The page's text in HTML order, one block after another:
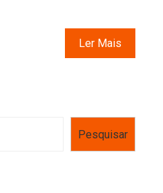
Ler Mais
Pesquisar